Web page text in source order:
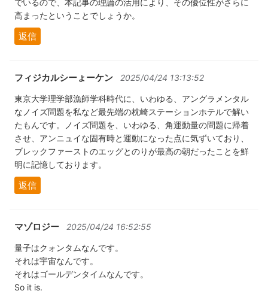
でいるので、本記事の理論の活用により、その優位性がさらに
高まったということでしょうか。
返信
フィジカルシーょーケン 2025/04/24 13:13:52
東京大学理学部漁師学科時代に、いわゆる、アングラメンタル
なノイズ問題を私など最先端の枕崎ステーションホテルで解い
たもんです。ノイズ問題を、いわゆる、角運動量の問題に帰着
させ、アンニュイな固有時と運動になった点に気ずいており、
ブレックファーストのエッグとのりが最高の朝だったことを鮮
明に記憶しております。
返信
マゾロジー 2025/04/24 16:52:55
量子はクォンタムなんです。
それは宇宙なんです。
それはゴールデンタイムなんです。
So it is.